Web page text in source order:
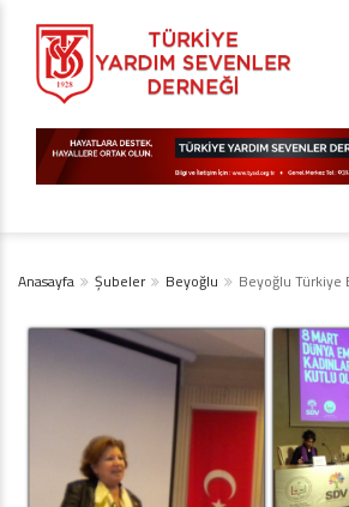
Anasayfa Şubeler Beyoğlu Beyoğlu Türkiye